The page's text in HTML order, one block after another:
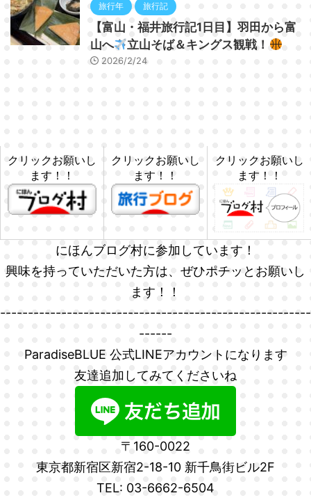
旅行年 旅行記
【富山・福井旅行記1日目】羽田から富
山へ
立山そば＆キングス観戦！
2026/2/24
クリックお願いし
ます！！
クリックお願いし
ます！！
クリックお願いし
ます！！
にほんブログ村に参加しています！
興味を持っていただいた方は、ぜひポチッとお願いし
ます！！
--------------------------------------------------------
------
ParadiseBLUE 公式LINEアカウントになります
友達追加してみてくださいね
〒160-0022
東京都新宿区新宿2-18-10 新千鳥街ビル2F
TEL: 03-6662-6504